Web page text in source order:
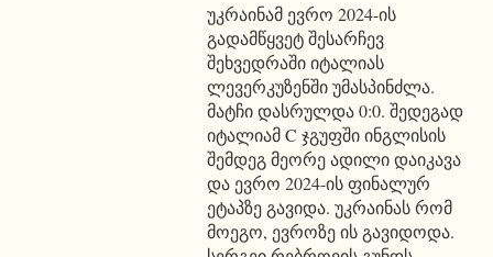
უკრაინამ ევრო 2024-ის
გადამწყვეტ შესარჩევ
შეხვედრაში იტალიას
ლევერკუზენში უმასპინძლა.
მატჩი დასრულდა 0:0. შედეგად
იტალიამ C ჯგუფში ინგლისის
შემდეგ მეორე ადილი დაიკავა
და ევრო 2024-ის ფინალურ
ეტაპზე გავიდა. უკრაინას რომ
მოეგო, ევროზე ის გავიდოდა.